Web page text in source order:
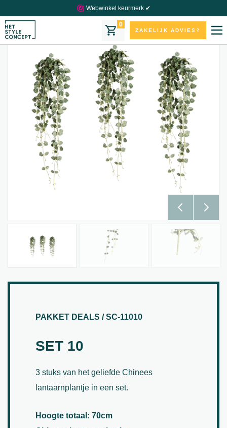
Webwinkel keurmerk ✔
0
ZAKELIJK ADVIES?
PAKKET DEALS / SC-11010
SET 10
3 stuks van het geliefde Chinees
lantaarnplantje in een set.
Hoogte totaal: 70cm